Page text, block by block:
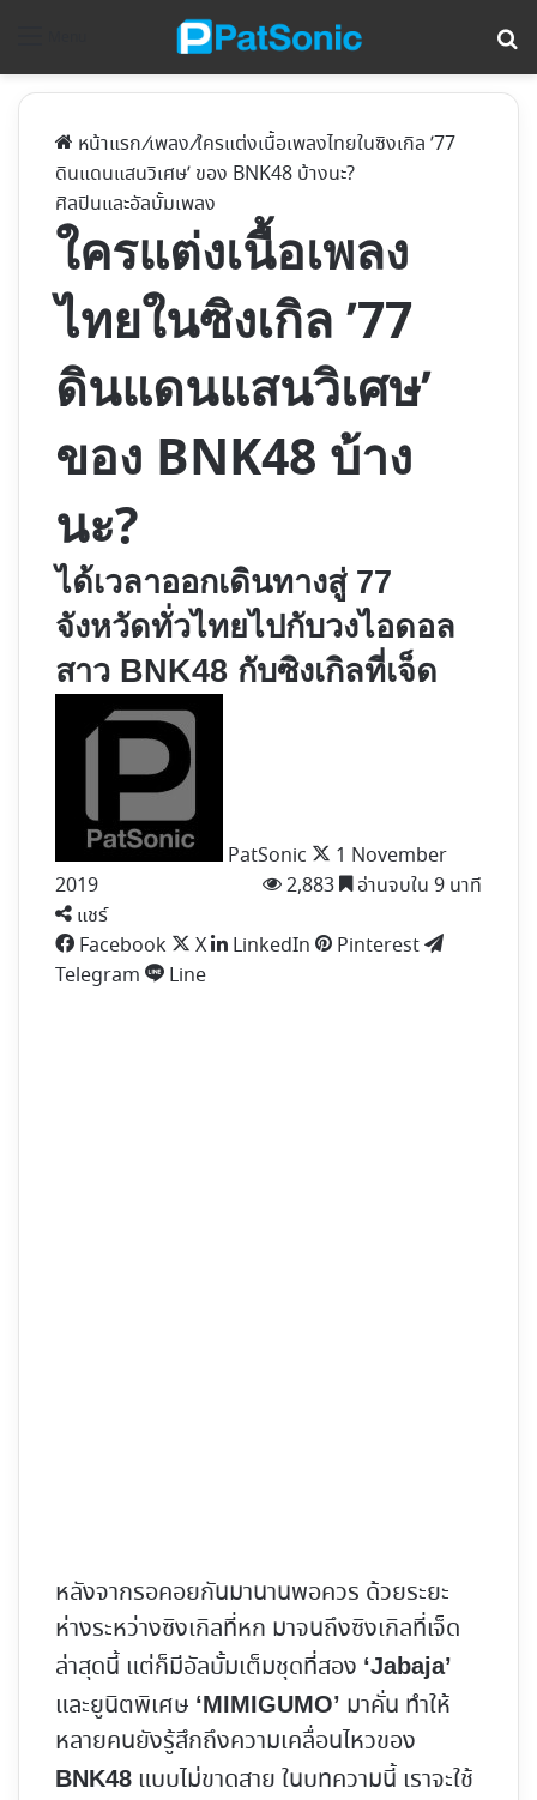
หน้าแรก/เพลง/ใครแต่งเนื้อเพลงไทยในซิงเกิล ’77
ดินแดนแสนวิเศษ’ ของ BNK48 บ้างนะ?
ศิลปินและอัลบั้มเพลง
ใครแต่งเนื้อเพลง
ไทยในซิงเกิล ’77
ดินแดนแสนวิเศษ’
ของ BNK48 บ้าง
นะ?
ได้เวลาออกเดินทางสู่ 77
จังหวัดทั่วไทยไปกับวงไอดอล
สาว BNK48 กับซิงเกิลที่เจ็ด
PatSonic
1 November
2019
2,883
อ่านจบใน 9 นาที
แชร์
Facebook
X LinkedIn
Pinterest
Telegram
Line
หลังจากรอคอยกันมานานพอควร ด้วยระยะ
ห่างระหว่างซิงเกิลที่หก มาจนถึงซิงเกิลที่เจ็ด
ล่าสุดนี้ แต่ก็มีอัลบั้มเต็มชุดที่สอง ‘Jabaja’
และยูนิตพิเศษ ‘MIMIGUMO’ มาคั่น ทำให้
หลายคนยังรู้สึกถึงความเคลื่อนไหวของ
BNK48 แบบไม่ขาดสาย ในบทความนี้ เราจะใช้